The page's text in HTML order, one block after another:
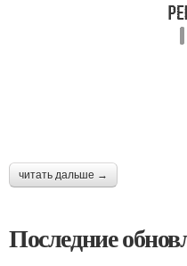
читать дальше →
Последние